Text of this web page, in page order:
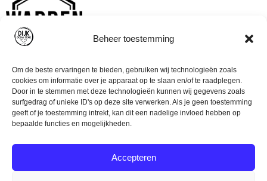
Beheer toestemming
Om de beste ervaringen te bieden, gebruiken wij technologieën zoals
cookies om informatie over je apparaat op te slaan en/of te raadplegen.
Door in te stemmen met deze technologieën kunnen wij gegevens zoals
surfgedrag of unieke ID's op deze site verwerken. Als je geen toestemming
geeft of je toestemming intrekt, kan dit een nadelige invloed hebben op
bepaalde functies en mogelijkheden.
Accepteren